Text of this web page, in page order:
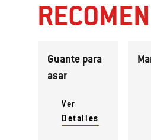
Guante para
asar
Ver
Detalles